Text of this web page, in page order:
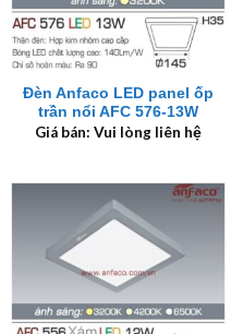
Đèn Anfaco LED panel ốp
trần nổi AFC 576-13W
Giá bán: Vui lòng liên hệ